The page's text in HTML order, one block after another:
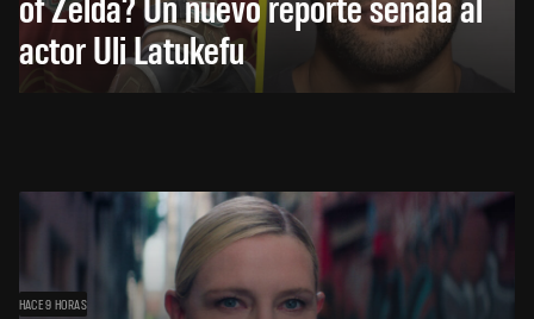
actor Uli Latukefu
HACE 9 HORAS